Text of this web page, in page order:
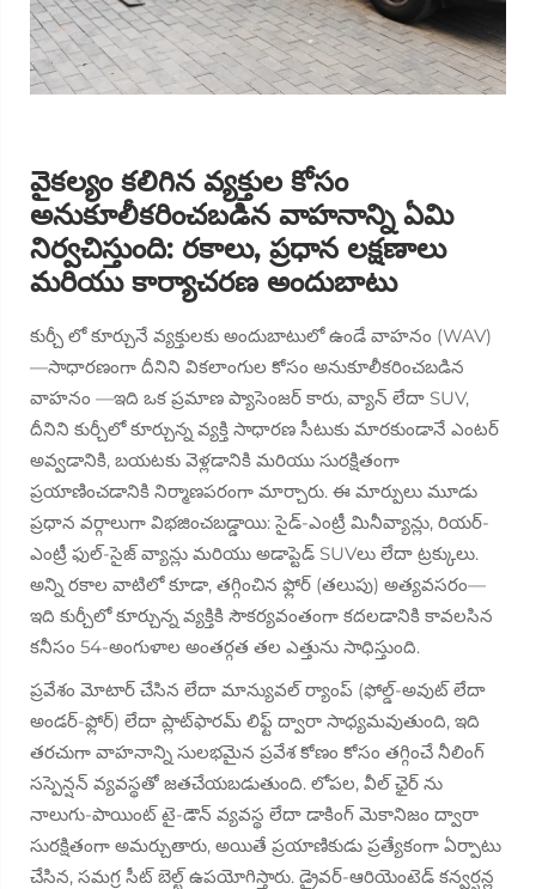
వైకల్యం కలిగిన వ్యక్తుల కోసం
అనుకూలీకరించబడిన వాహనాన్ని ఏమి
నిర్వచిస్తుంది: రకాలు, ప్రధాన లక్షణాలు
మరియు కార్యాచరణ అందుబాటు
కుర్చీ లో కూర్చునే వ్యక్తులకు అందుబాటులో ఉండే వాహనం (WAV)
—సాధారణంగా దీనిని వికలాంగుల కోసం అనుకూలీకరించబడిన
వాహనం —ఇది ఒక ప్రమాణ ప్యాసెంజర్ కారు, వ్యాన్ లేదా SUV,
దీనిని కుర్చీలో కూర్చున్న వ్యక్తి సాధారణ సీటుకు మారకుండానే ఎంటర్
అవ్వడానికి, బయటకు వెళ్లడానికి మరియు సురక్షితంగా
ప్రయాణించడానికి నిర్మాణపరంగా మార్చారు. ఈ మార్పులు మూడు
ప్రధాన వర్గాలుగా విభజించబడ్డాయి: సైడ్-ఎంట్రీ మినీవ్యాన్లు, రియర్-
ఎంట్రీ ఫుల్-సైజ్ వ్యాన్లు మరియు అడాప్టెడ్ SUVలు లేదా ట్రక్కులు.
అన్ని రకాల వాటిలో కూడా, తగ్గించిన ఫ్లోర్ (తలుపు) అత్యవసరం—
ఇది కుర్చీలో కూర్చున్న వ్యక్తికి సౌకర్యవంతంగా కదలడానికి కావలసిన
కనీసం 54-అంగుళాల అంతర్గత తల ఎత్తును సాధిస్తుంది.
ప్రవేశం మోటార్ చేసిన లేదా మాన్యువల్ ర్యాంప్ (ఫోల్డ్-అవుట్ లేదా
అండర్-ఫ్లోర్) లేదా ప్లాట్‌ఫారమ్ లిఫ్ట్ ద్వారా సాధ్యమవుతుంది, ఇది
తరచుగా వాహనాన్ని సులభమైన ప్రవేశ కోణం కోసం తగ్గించే నీలింగ్
సస్పెన్షన్ వ్యవస్థతో జతచేయబడుతుంది. లోపల, వీల్ ఛైర్ ను
నాలుగు-పాయింట్ టై-డౌన్ వ్యవస్థ లేదా డాకింగ్ మెకానిజం ద్వారా
సురక్షితంగా అమర్చుతారు, అయితే ప్రయాణికుడు ప్రత్యేకంగా ఏర్పాటు
చేసిన, సమగ్ర సీట్ బెల్ట్ ఉపయోగిస్తారు. డ్రైవర్-ఆరియెంటెడ్ కన్వర్షన్ల